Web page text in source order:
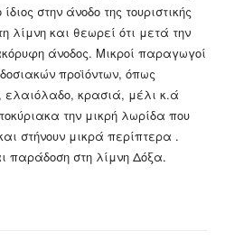
στην άνοδο της τουριστικής
λίμνη και θεωρεί ότι μετά την
άνοδος. Μικροί παραγωγοί
προϊόντων, όπως
ελαιόλαδο, κρασιά, μέλι κ.ά
την μικρή λωρίδα που
στήνουν μικρά περίπτερα .
παράδοση στη λίμνη Δόξα.